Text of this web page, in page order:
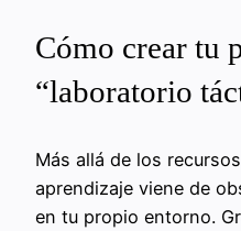
Cómo crear tu
“laboratorio
Más allá de los
aprendizaje viene de
en tu propio entorno.